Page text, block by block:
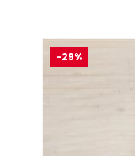
-29%